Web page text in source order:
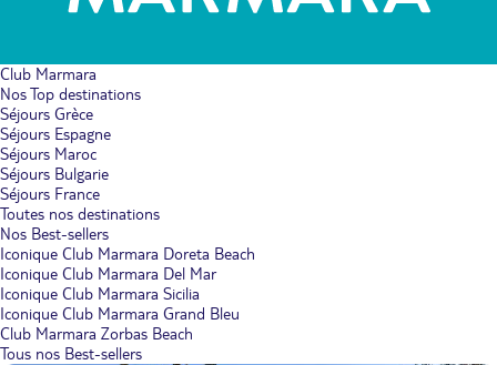
Club Marmara
Nos Top destinations
Séjours Grèce
Séjours Espagne
Séjours Maroc
Séjours Bulgarie
Séjours France
Toutes nos destinations
Nos Best-sellers
Iconique Club Marmara Doreta Beach
Iconique Club Marmara Del Mar
Iconique Club Marmara Sicilia
Iconique Club Marmara Grand Bleu
Club Marmara Zorbas Beach
Tous nos Best-sellers